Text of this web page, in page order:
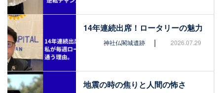
14年連続出席！ロータリーの魅力
神社仏閣城遺跡 | 2026.07.29
地震の時の焦りと人間の怖さ